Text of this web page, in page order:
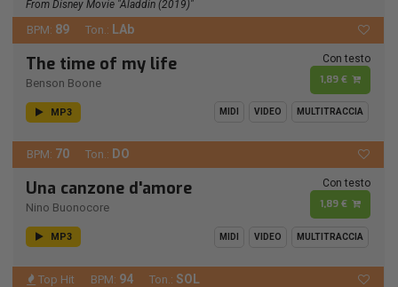
From Disney Movie "Aladdin (2019)"
BPM: 89 Ton.: LAb
The time of my life
Benson Boone
Con testo
1,89 €
MP3 MIDI VIDEO MULTITRACCIA
BPM: 70 Ton.: DO
Una canzone d'amore
Nino Buonocore
Con testo
1,89 €
MP3 MIDI VIDEO MULTITRACCIA
Top Hit BPM: 94 Ton.: SOL